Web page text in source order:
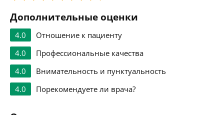
Дополнительные оценки
4.0
Отношение к пациенту
4.0
Профессиональные качества
4.0
Внимательность и пунктуальность
4.0
Порекомендуете ли врача?